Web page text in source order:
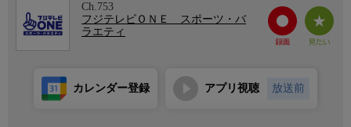
Ch.753
フジテレビＯＮＥ スポーツ・バ
ラエティ
カレンダー登録 アプリ視聴 放送前